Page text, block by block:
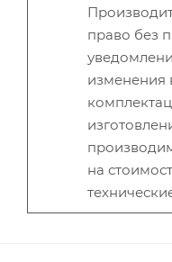
право без
изменения
на